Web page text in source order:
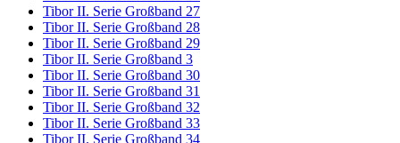
Tibor II. Serie Großband 27
Tibor II. Serie Großband 28
Tibor II. Serie Großband 29
Tibor II. Serie Großband 3
Tibor II. Serie Großband 30
Tibor II. Serie Großband 31
Tibor II. Serie Großband 32
Tibor II. Serie Großband 33
Tibor II. Serie Großband 34